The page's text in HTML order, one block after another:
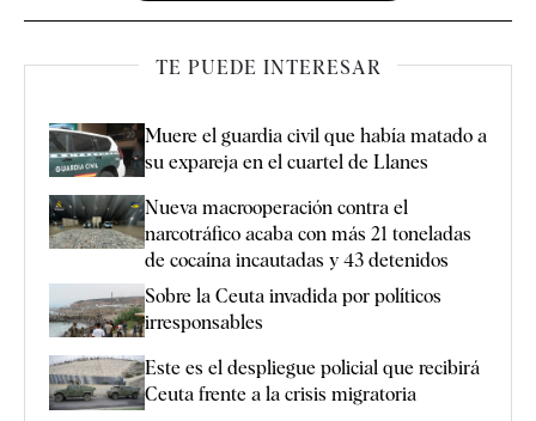
TE PUEDE INTERESAR
Muere el guardia civil que había matado a
su expareja en el cuartel de Llanes
Nueva macrooperación contra el
narcotráfico acaba con más 21 toneladas
de cocaína incautadas y 43 detenidos
Sobre la Ceuta invadida por políticos
irresponsables
Este es el despliegue policial que recibirá
Ceuta frente a la crisis migratoria